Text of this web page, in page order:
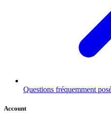
Questions fréquemment
Account